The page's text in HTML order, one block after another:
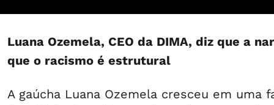
Luana Ozemela, CEO da DIMA, diz que a
que o racismo é estrutural
A gaúcha Luana Ozemela cresceu em uma